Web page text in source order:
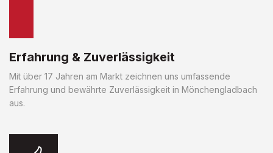
Erfahrung & Zuverlässigkeit
Mit über 17 Jahren am Markt zeichnen uns umfassende
Erfahrung und bewährte Zuverlässigkeit in Mönchengladbach
aus.